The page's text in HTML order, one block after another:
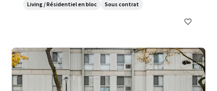
Living / Résidentiel en bloc Sous contrat